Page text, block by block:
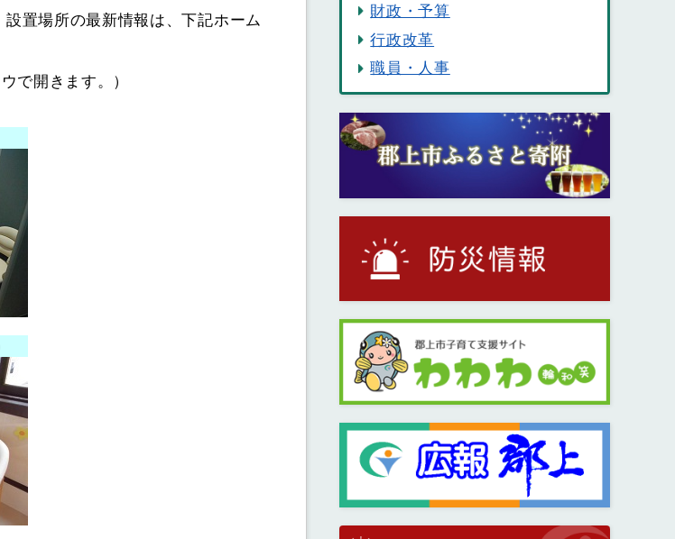
置場所の最新情報は、下記ホーム
で開きます。）
財政・予算
行政改革
職員・人事